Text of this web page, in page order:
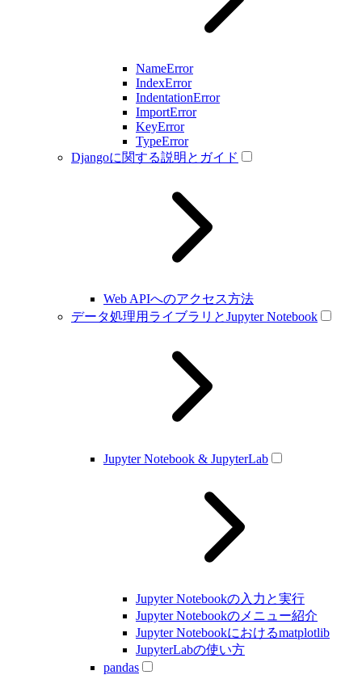
NameError
IndexError
IndentationError
ImportError
KeyError
TypeError
Djangoに関する説明とガイド
Web APIへのアクセス方法
データ処理用ライブラリとJupyter Notebook
Jupyter Notebook & JupyterLab
Jupyter Notebookの入力と実行
Jupyter Notebookのメニュー紹介
Jupyter Notebookにおけるmatplotlib
JupyterLabの使い方
pandas